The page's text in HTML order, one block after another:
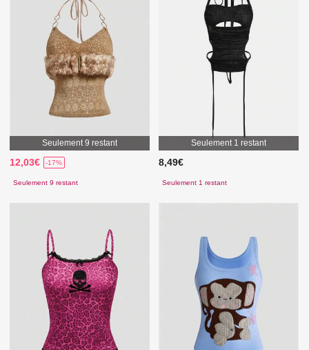
Seulement 9 restant
12,03€ -17%
Seulement 9 restant
Seulement 1 restant
8,49€
Seulement 1 restant